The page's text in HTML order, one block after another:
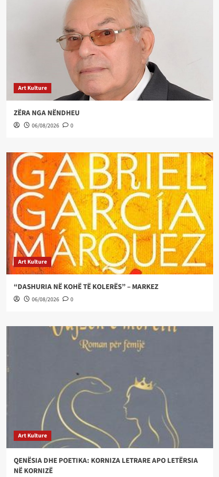
Art Kulture
ZËRA NGA NËNDHEU
06/08/2026 0
Art Kulture
“DASHURIA NË KOHË TË KOLERËS” – MARKEZ
06/08/2026 0
Art Kulture
QENËSIA DHE POETIKA: KORNIZA LETRARE APO LETËRSIA
NË KORNIZË